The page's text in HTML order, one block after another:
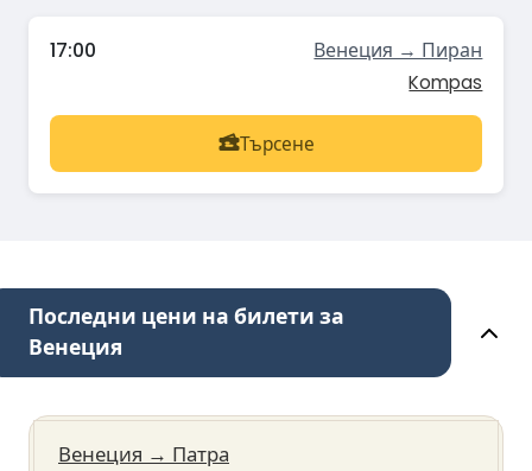
17:00 Венеция → Пиран
Kompas
Търсене
Последни цени на билети за
Венеция
Венеция → Патра